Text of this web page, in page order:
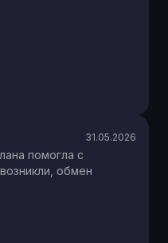
31.05.2026
помогла с
обмен